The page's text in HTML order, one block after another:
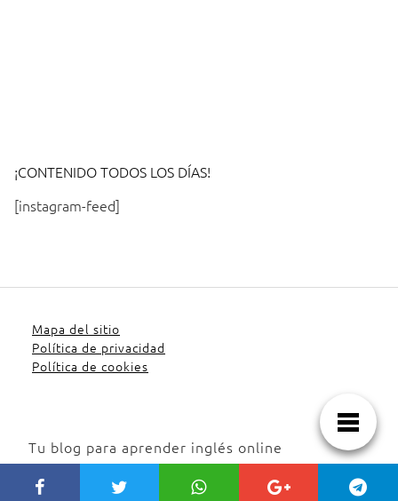
¡CONTENIDO TODOS LOS DÍAS!
[instagram-feed]
Mapa del sitio
Política de privacidad
Política de cookies
Tu blog para aprender inglés online